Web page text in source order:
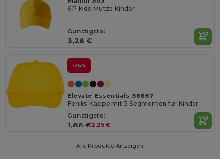
6P Kids Mütze Kinder
Günstigste:
3,28 €
-26%
Elevate Essentials 38667
Feniks Kappe mit 5 Segmenten für Kinder
Günstigste:
1,66 €2,25 €
Alle Produkte Anzeigen.